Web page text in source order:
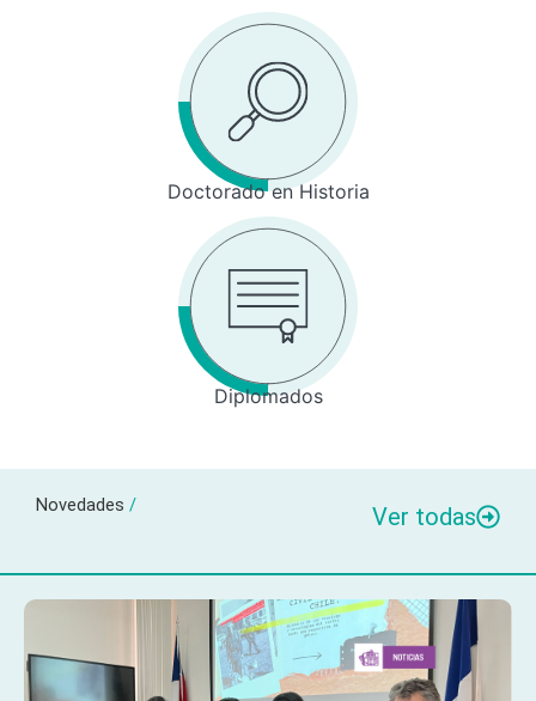
Doctorado en Historia
Diplomados
Novedades / Ver todas